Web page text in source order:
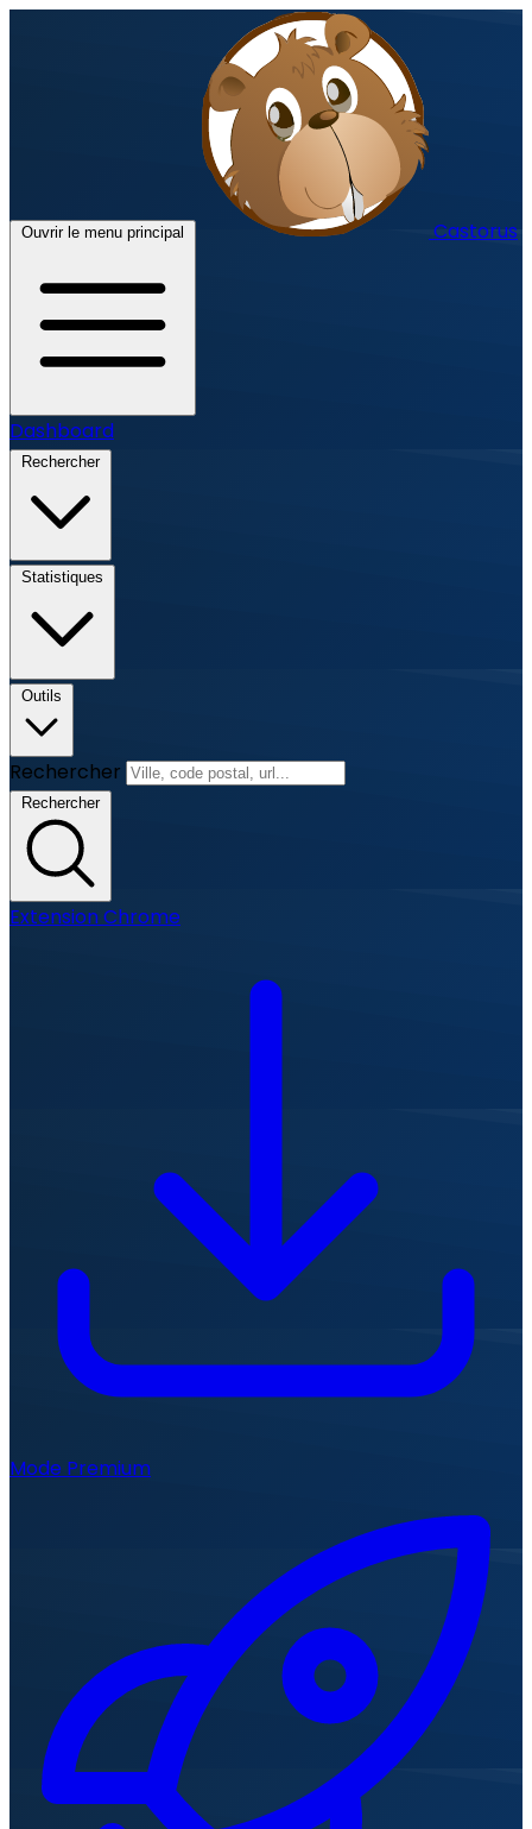
Ouvrir le menu principal Castorus
Dashboard
Rechercher
Statistiques
Outils
Rechercher
Rechercher
Extension Chrome
Mode Premium